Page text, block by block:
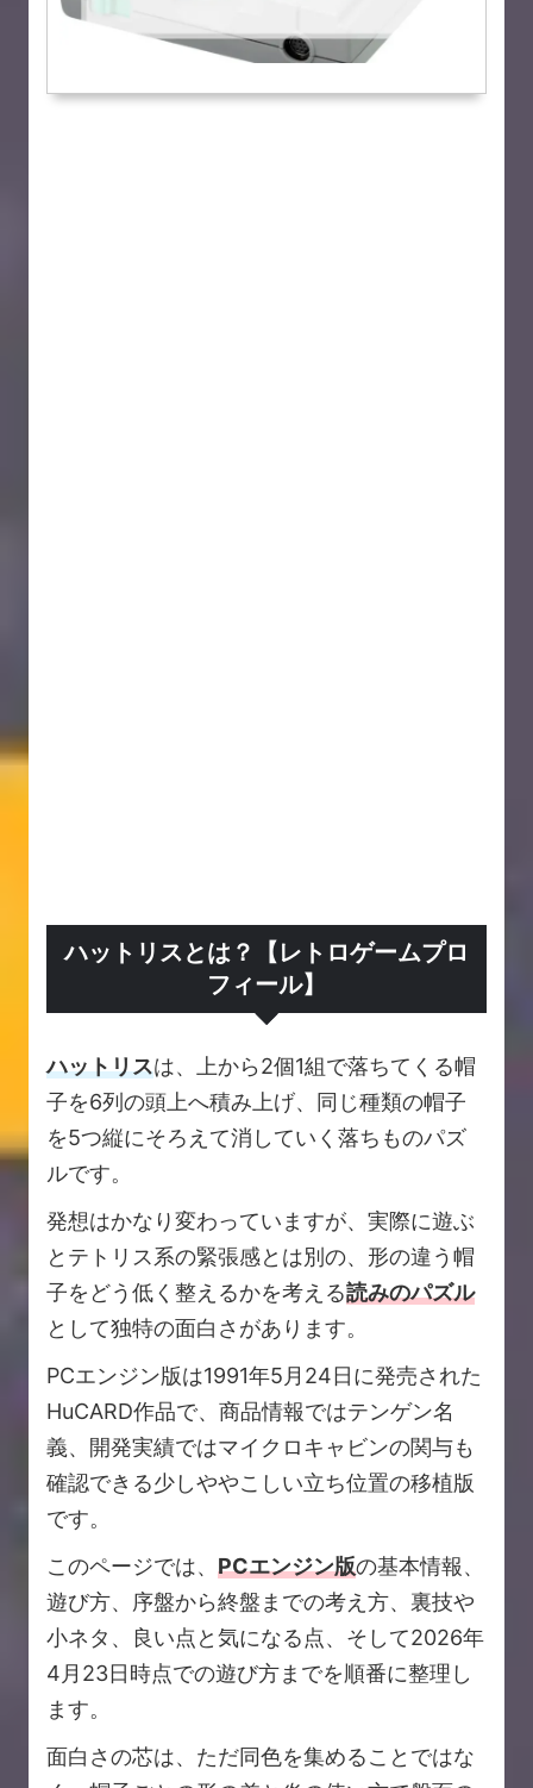
ハットリスとは？【レトロゲームプロ
フィール】
ハットリスは、上から2個1組で落ちてくる帽
子を6列の頭上へ積み上げ、同じ種類の帽子
を5つ縦にそろえて消していく落ちものパズ
ルです。
発想はかなり変わっていますが、実際に遊ぶ
とテトリス系の緊張感とは別の、形の違う帽
子をどう低く整えるかを考える読みのパズル
として独特の面白さがあります。
PCエンジン版は1991年5月24日に発売された
HuCARD作品で、商品情報ではテンゲン名
義、開発実績ではマイクロキャビンの関与も
確認できる少しややこしい立ち位置の移植版
です。
このページでは、 PCエンジン版の基本情報、
遊び方、序盤から終盤までの考え方、裏技や
小ネタ、良い点と気になる点、そして2026年
4月23日時点での遊び方までを順番に整理し
ます。
面白さの芯は、ただ同色を集めることではな